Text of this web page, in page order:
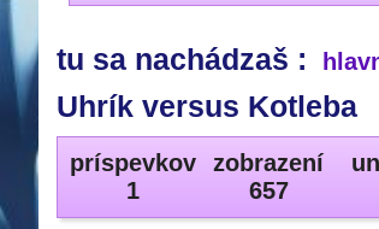
tu sa nachádzaš :
Uhrík versus Kotleba
príspevkov
1
zobrazení
657